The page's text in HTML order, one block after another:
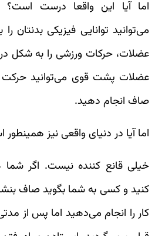
اما آیا این واقعا درست
می‌توانید توانایی فیزیکی بدنتان
عضلات، حرکات ورزشی را به شکل
عضلات پشت قوی می‌توانید حرکت
صاف انجام دهید.
اما آیا در دنیای واقعی نیز
خیلی قانع کننده نیست. اگر
کنید و کسی به شما بگوید صاف
کار را انجام می‌دهید اما پس از